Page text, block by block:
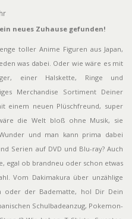
neues Zuhause gefunden!
toller Anime Figuren aus Japan,
was dabei. Oder wie wäre es mit
einer Halskette, Ringe und
Merchandise Sortiment Deiner
einem neuen Plüschfreund, super
die Welt bloß ohne Musik, sie
und man kann prima dabei
Serien auf DVD und Blu-ray? Auch
egal ob brandneu oder schon etwas
Vom Dakimakura über unzählige
oder der Badematte, hol Dir Dein
Schulbadeanzug, Pokemon-